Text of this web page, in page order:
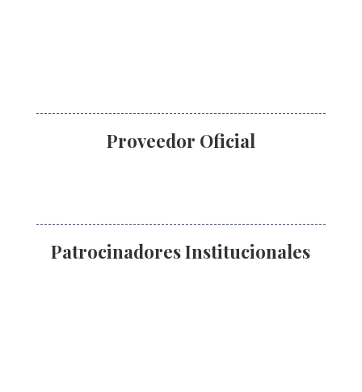
Proveedor Oficial
Patrocinadores Institucionales